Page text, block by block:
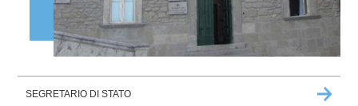
SEGRETARIO DI STATO